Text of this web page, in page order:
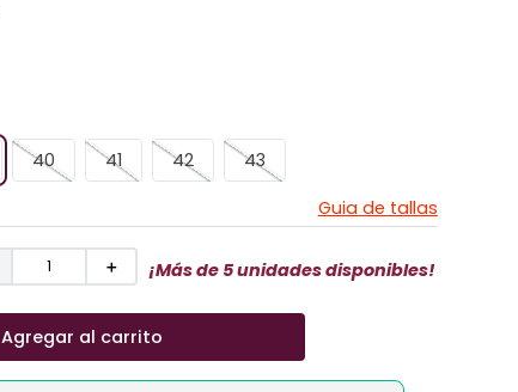
40 41 42
43
Guia de tallas
＋ ¡Más de 5 unidades disponibles!
Agregar al carrito